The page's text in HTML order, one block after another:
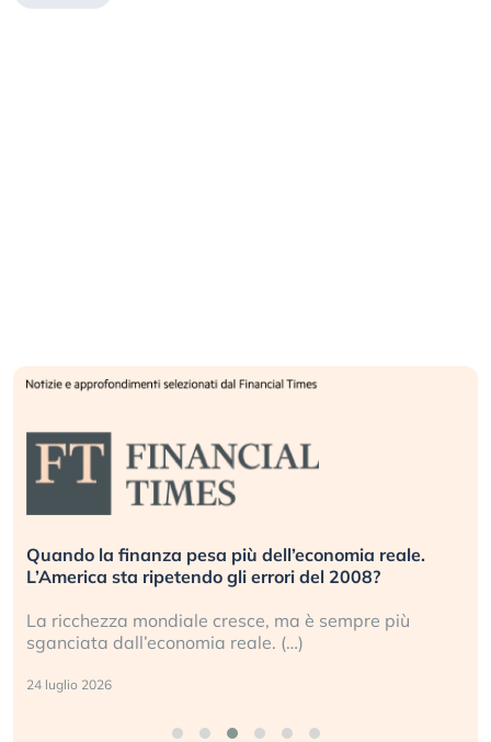
Quando la finanza pesa più dell’economia reale.
L’America sta ripetendo gli errori del 2008?
La ricchezza mondiale cresce, ma è sempre più
sganciata dall’economia reale. (…)
24 luglio 2026